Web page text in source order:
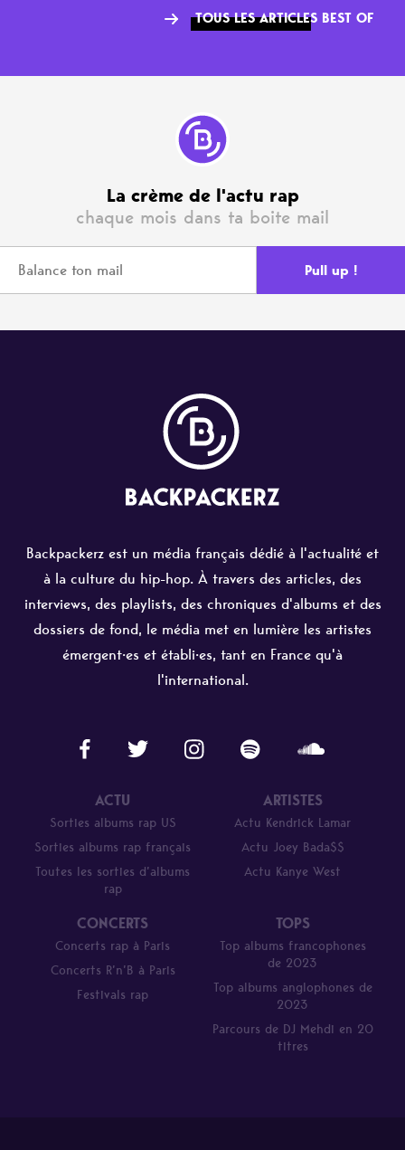
TOUS LES ARTICLES BEST OF
La crème de l'actu rap
chaque mois dans ta boite mail
Backpackerz est un média français dédié à l'actualité et
à la culture du hip-hop. À travers des articles, des
interviews, des playlists, des chroniques d'albums et des
dossiers de fond, le média met en lumière les artistes
émergent·es et établi·es, tant en France qu'à
l'international.
ACTU
Sorties albums rap US
Sorties albums rap français
Toutes les sorties d’albums
rap
ARTISTES
Actu Kendrick Lamar
Actu Joey Bada$$
Actu Kanye West
CONCERTS
Concerts rap à Paris
Concerts R’n’B à Paris
Festivals rap
TOPS
Top albums francophones
de 2023
Top albums anglophones de
2023
Parcours de DJ Mehdi en 20
titres